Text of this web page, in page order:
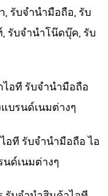
, รับจำนำมือถือ, รับ
รับจำนำโน๊ดบุ๊ค, รับ
อที รับจำนำมือถือ
บรนด์เนมต่างๆ
อที รับจำนำมือถือ ไอ
ด์เนมต่างๆ